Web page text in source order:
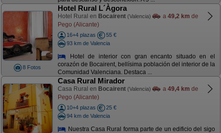
8 Fotos
Hotel Rural L´Àgora
Hotel Rural en Bocairent (Valencia) a 49,2 km de
Pego (Alicante)
16+4 plazas
55 €
93 km de Valencia
Hotel de interior con gran encanto situado en el
corazón de Bocairent, bellísima población del interior de la
Comunidad Valenciana. Destaca ...
Casa Rural Mirador
Casa Rural en Bocairent (Valencia) a 49,4 km de
Pego (Alicante)
10+4 plazas
25 €
94 km de Valencia
Nuestra Casa Rural forma parte de un edificio del sigo